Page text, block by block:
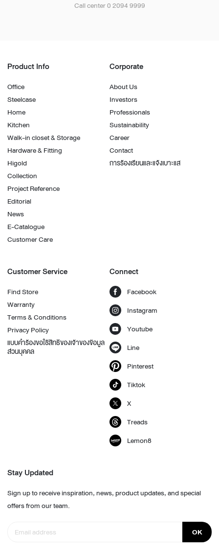
Call center 0 2094 9999
Product Info
Office
Steelcase
Home
Kitchen
Walk-in closet & Storage
Hardware & Fitting
Higold
Collection
Project Reference
Editorial
News
E-Catalogue
Customer Care
Corporate
About Us
Investors
Professionals
Sustainability
Career
Contact
การร้องเรียนและแจ้งเบาะแส
Customer Service
Find Store
Warranty
Terms & Conditions
Privacy Policy
แบบคำร้องขอใช้สิทธิของเจ้าของข้อมูล
ส่วนบุคคล
Connect
Facebook
Instagram
Youtube
Line
Pinterest
Tiktok
X
Treads
Lemon8
Stay Updated
Sign up to receive inspiration, news, product updates, and special
offers from our team.
OK